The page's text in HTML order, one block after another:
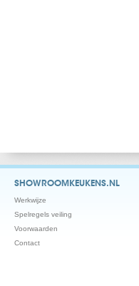
SHOWROOMKEUKENS.NL
Werkwijze
Spelregels veiling
Voorwaarden
Contact